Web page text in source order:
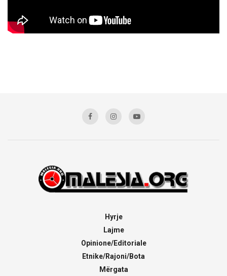
Hyrje
Lajme
Opinione/Editoriale
Etnike/Rajoni/Bota
Mërgata